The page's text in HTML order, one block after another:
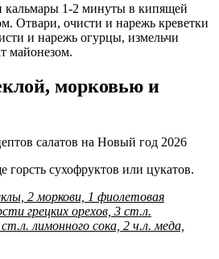
кальмары 1-2 минуты в кипящей
Отвари, очисти и нарежь креветки
и нарежь огурцы, измельчи
майонезом.
морковью и
сухофруктов или цукатов.
2 моркови, 1 фиолетовая
грецких орехов, 3 ст.л.
лимонного сока, 2 ч.л. меда,